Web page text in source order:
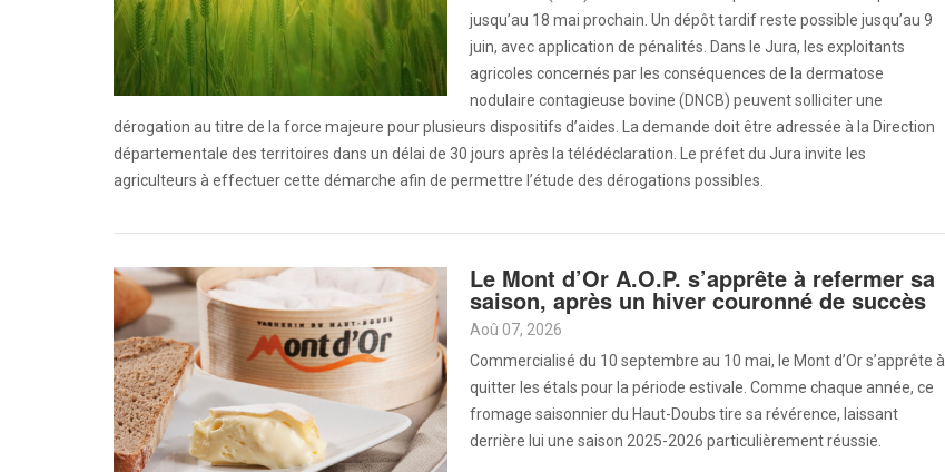
jusqu’au 18 mai prochain. Un dépôt tardif reste possible jusqu’au 9
juin, avec application de pénalités. Dans le Jura, les exploitants
agricoles concernés par les conséquences de la dermatose
nodulaire contagieuse bovine (DNCB) peuvent solliciter une
dérogation au titre de la force majeure pour plusieurs dispositifs d’aides. La demande doit être adressée à la Direction
départementale des territoires dans un délai de 30 jours après la télédéclaration. Le préfet du Jura invite les
agriculteurs à effectuer cette démarche afin de permettre l’étude des dérogations possibles.
Le Mont d’Or A.O.P. s’apprête à refermer sa
saison, après un hiver couronné de succès
Aoû 07, 2026
Commercialisé du 10 septembre au 10 mai, le Mont d’Or s’apprête à
quitter les étals pour la période estivale. Comme chaque année, ce
fromage saisonnier du Haut-Doubs tire sa révérence, laissant
derrière lui une saison 2025-2026 particulièrement réussie.